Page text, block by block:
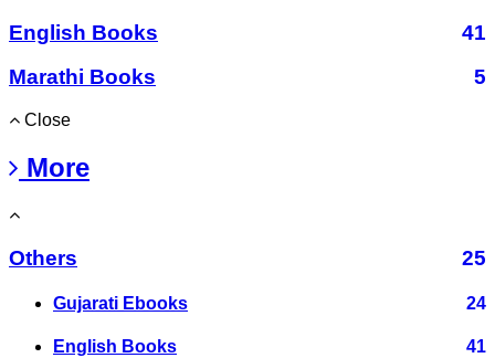
English Books
41
Marathi Books
5
Close
More
Others 25
Gujarati Ebooks 24
English Books 41